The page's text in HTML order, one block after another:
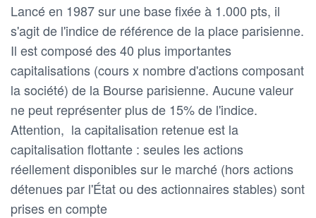
Lancé en 1987 sur une base fixée à 1.000 pts, il
s'agit de l'indice de référence de la place parisienne.
Il est composé des 40 plus importantes
capitalisations (cours x nombre d'actions composant
la société) de la Bourse parisienne. Aucune valeur
ne peut représenter plus de 15% de l'indice.
Attention, la capitalisation retenue est la
capitalisation flottante : seules les actions
réellement disponibles sur le marché (hors actions
détenues par l'État ou des actionnaires stables) sont
prises en compte